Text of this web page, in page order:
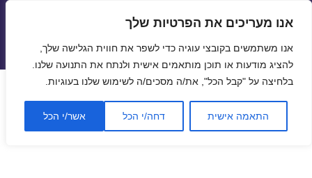
אנו מעריכים את הפרטיות שלך
אנו משתמשים בקובצי עוגיה כדי לשפר את חווית הגלישה שלך,
להציג מודעות או תוכן מותאמים אישית ולנתח את התנועה שלנו.
בלחיצה על "קבל הכל", את/ה מסכים/ה לשימוש שלנו בעוגיות.
התאמה אישית דחה/י הכל אשר/י הכל
תפריטים
ווידג'טים